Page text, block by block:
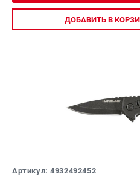
ДОБАВИТЬ В
Артикул: 4932492452